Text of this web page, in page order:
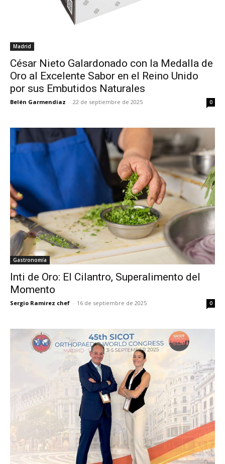
Madrid
César Nieto Galardonado con la Medalla de
Oro al Excelente Sabor en el Reino Unido
por sus Embutidos Naturales
Belén Garmendiaz - 22 de septiembre de 2025 0
Gastronomía
Inti de Oro: El Cilantro, Superalimento del
Momento
Sergio Ramirez chef - 16 de septiembre de 2025 0